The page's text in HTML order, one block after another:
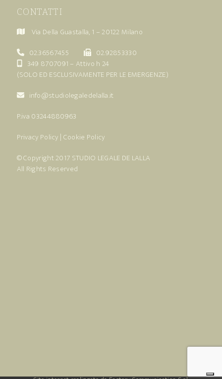
CONTATTI
Via Della Guastalla, 1 – 20122 Milano
02.36567455
02.92853330
349 8707091 – Attivo h 24
(SOLO ED ESCLUSIVAMENTE PER LE EMERGENZE)
info@studiolegaledelalla.it
P.iva 03244880963
Privacy Policy | Cookie Policy
© Copyright 2017 STUDIO LEGALE DE LALLA
All Rights Reserved